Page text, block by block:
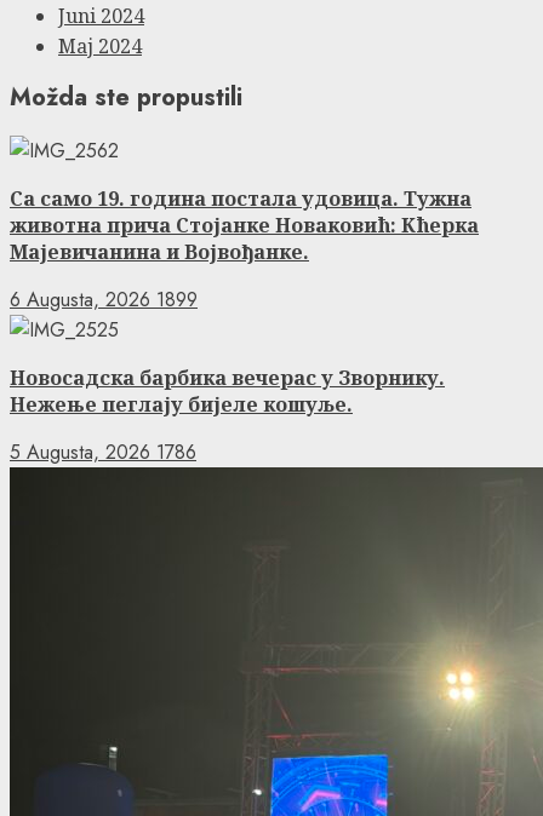
Juni 2024
Maj 2024
Možda ste propustili
Са само 19. година постала удовица. Тужна
животна прича Стојанке Новаковић: Кћерка
Мајевичанина и Војвођанке.
6 Augusta, 2026 1899
Новосадска барбика вечерас у Зворнику.
Нежење пеглају бијеле кошуље.
5 Augusta, 2026 1786